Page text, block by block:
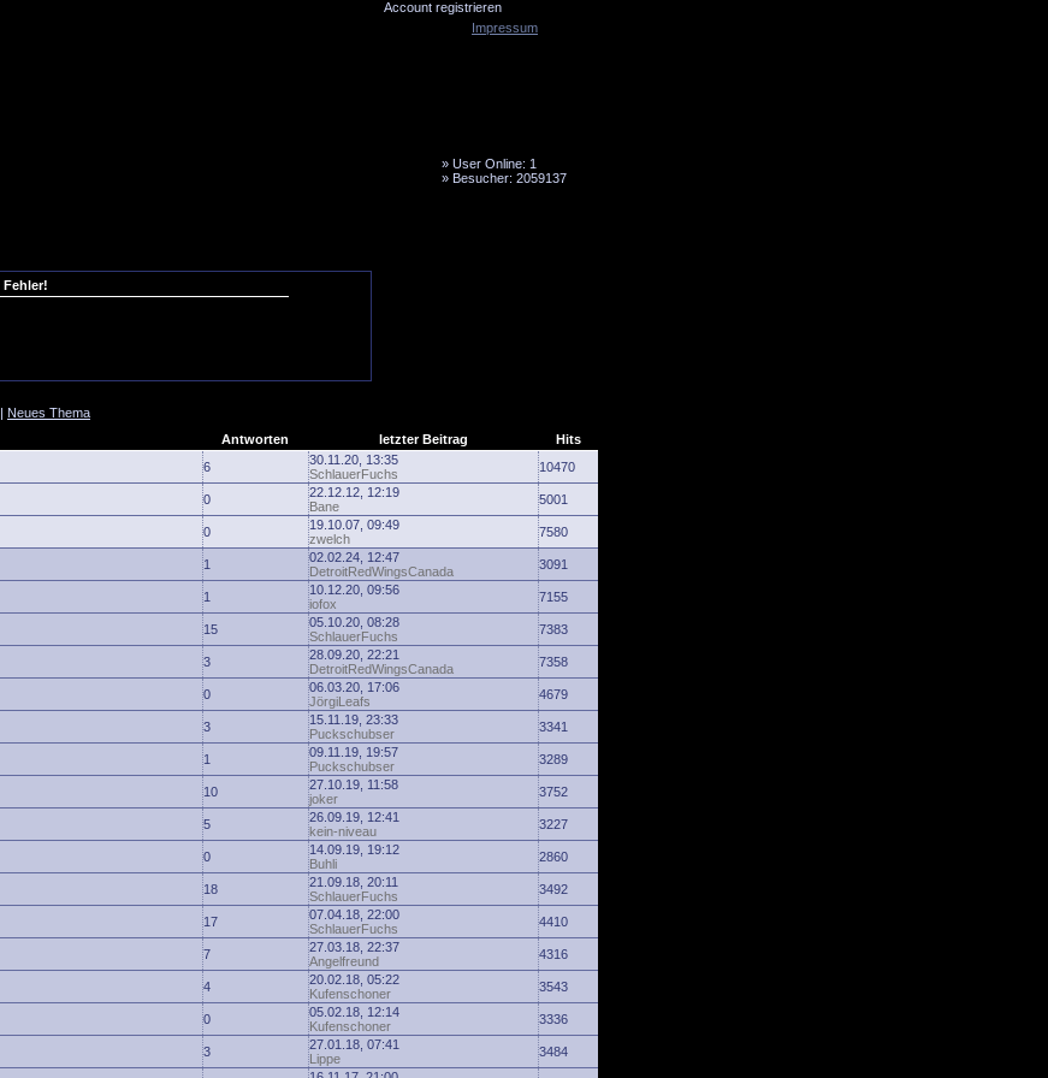
Account registrieren
» User Online: 1
» Besucher: 2059137
Fehler!
| Neues Thema
Antworten letzter Beitrag
Hits
6
30.11.20, 13:35
SchlauerFuchs
10470
0
22.12.12, 12:19
Bane
5001
0
19.10.07, 09:49
zwelch
7580
1
02.02.24, 12:47
DetroitRedWingsCanada
3091
1
10.12.20, 09:56
iofox
7155
15
05.10.20, 08:28
SchlauerFuchs
7383
3
28.09.20, 22:21
DetroitRedWingsCanada
7358
0
06.03.20, 17:06
JörgiLeafs
4679
3
15.11.19, 23:33
Puckschubser
3341
1
09.11.19, 19:57
Puckschubser
3289
10
27.10.19, 11:58
joker
3752
5
26.09.19, 12:41
kein-niveau
3227
0
14.09.19, 19:12
Buhli
2860
18
21.09.18, 20:11
SchlauerFuchs
3492
17
07.04.18, 22:00
SchlauerFuchs
4410
7
27.03.18, 22:37
Angelfreund
4316
4
20.02.18, 05:22
Kufenschoner
3543
0
05.02.18, 12:14
Kufenschoner
3336
3
27.01.18, 07:41
Lippe
3484
Impressum